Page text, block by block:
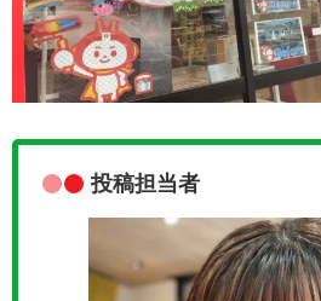
投稿担当者